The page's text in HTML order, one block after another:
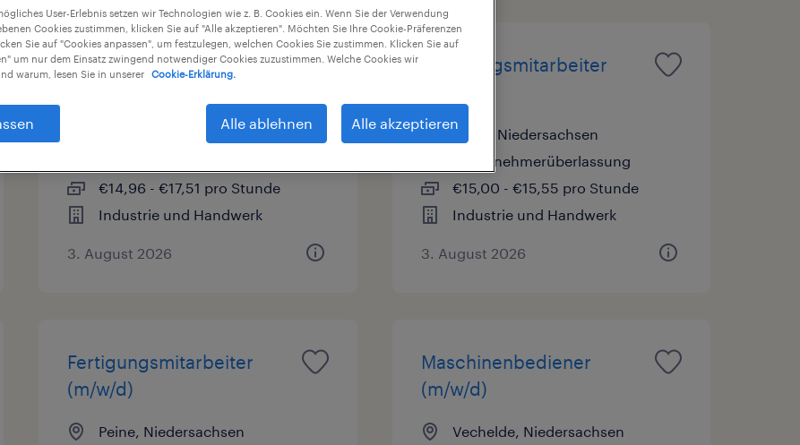
Produktionsmitarbeiter
Braunschweig, Niedersachsen
€14,96 - €17,51 pro Stunde
Industrie und Handwerk
3. August 2026
Fertigungsmitarbeiter
Peine, Niedersachsen
Arbeitnehmerüberlassung
€15,00 - €15,55 pro Stunde
Industrie und Handwerk
3. August 2026
Fertigungsmitarbeiter
(m/w/d)
Peine, Niedersachsen
Maschinenbediener
(m/w/d)
Vechelde, Niedersachsen
User-Erlebnis setzen wir Technologien wie z. B. Cookies ein. Wenn Sie der Verwendung
Cookies zustimmen, klicken Sie auf "Alle akzeptieren". Möchten Sie Ihre Cookie-Präferenzen
Sie auf "Cookies anpassen", um festzulegen, welchen Cookies Sie zustimmen. Klicken Sie auf
um nur dem Einsatz zwingend notwendiger Cookies zuzustimmen. Welche Cookies wir
warum, lesen Sie in unserer
Cookie-Erklärung.
Alle ablehnen Alle akzeptieren